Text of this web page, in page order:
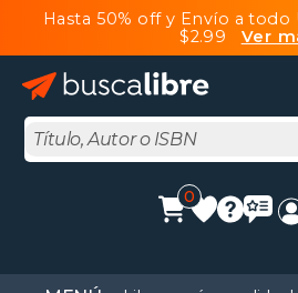
Hasta 50% off y Envío a todo
$2.99 Ver
0